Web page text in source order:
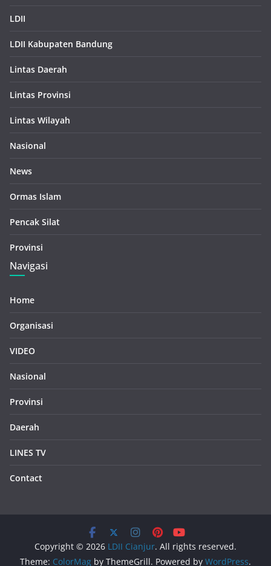
LDII
LDII Kabupaten Bandung
Lintas Daerah
Lintas Provinsi
Lintas Wilayah
Nasional
News
Ormas Islam
Pencak Silat
Provinsi
Navigasi
Home
Organisasi
VIDEO
Nasional
Provinsi
Daerah
LINES TV
Contact
Copyright © 2026 LDII Cianjur. All rights reserved.
Theme: ColorMag by ThemeGrill. Powered by WordPress.